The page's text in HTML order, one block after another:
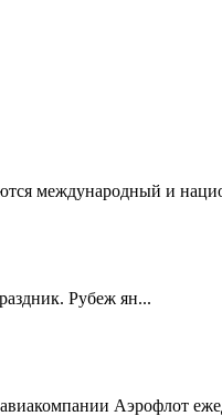
международный и
Рубеж ян...
Аэрофлот